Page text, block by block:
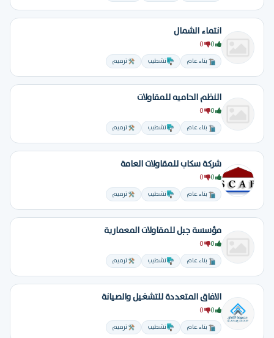
انتماء الشمال
بناء عام تشطيب ترميم
النظم الحاميه للمقاولات
بناء عام تشطيب ترميم
شركة سكاب للمقاولات العامة
بناء عام تشطيب ترميم
مؤسسة جبل للمقاولات المعمارية
بناء عام تشطيب ترميم
الافاق المتعددة للتشغيل والصيانة
بناء عام تشطيب ترميم